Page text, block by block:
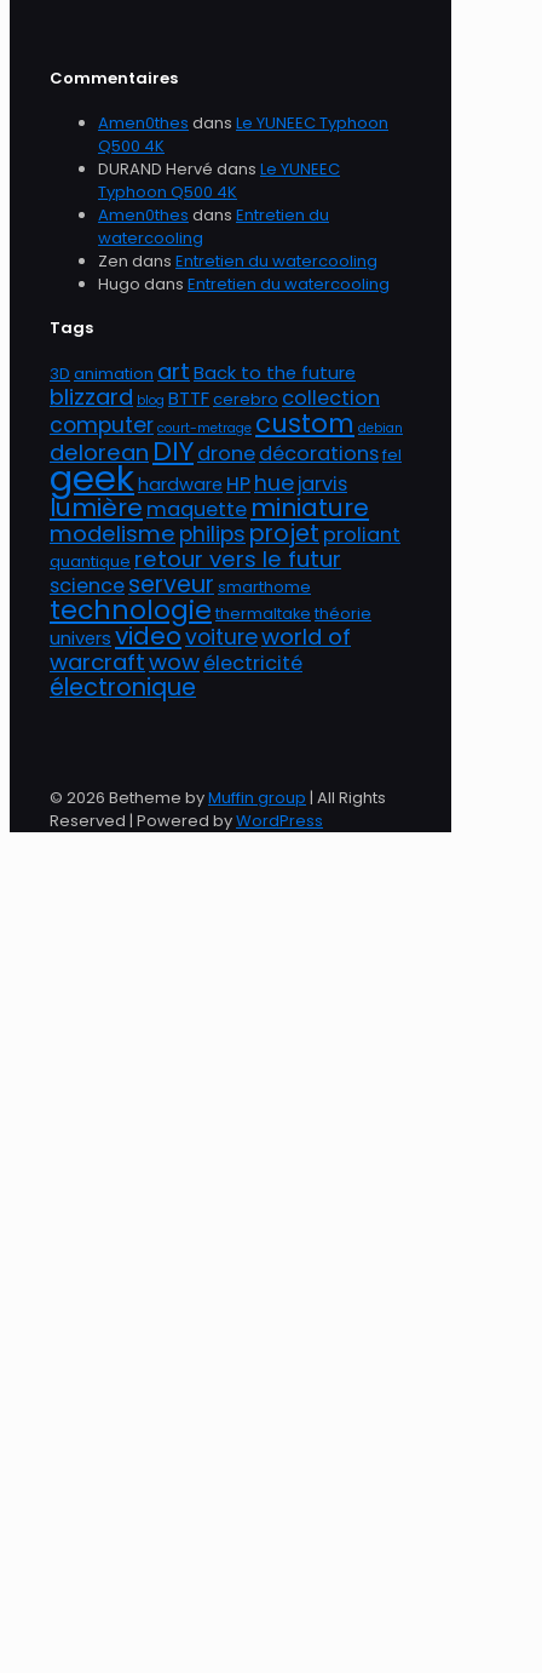
Commentaires
Amen0thes dans Le YUNEEC Typhoon
Q500 4K
DURAND Hervé dans Le YUNEEC
Typhoon Q500 4K
Amen0thes dans Entretien du
watercooling
Zen dans Entretien du watercooling
Hugo dans Entretien du watercooling
Tags
3D animation art Back to the future
blizzard blog BTTFcerebro collection
computer court-metrage custom debian
delorean DIYdronedécorationsfel
geekhardware HPhuejarvis
lumière maquette miniature
modelisme philips projet proliant
quantique retour vers le futur
scienceserveur smarthome
technologie thermaltake théorie
univers videovoitureworld of
warcraftwowélectricité
électronique
© 2026 Betheme byMuffin group | All Rights
Reserved | Powered byWordPress